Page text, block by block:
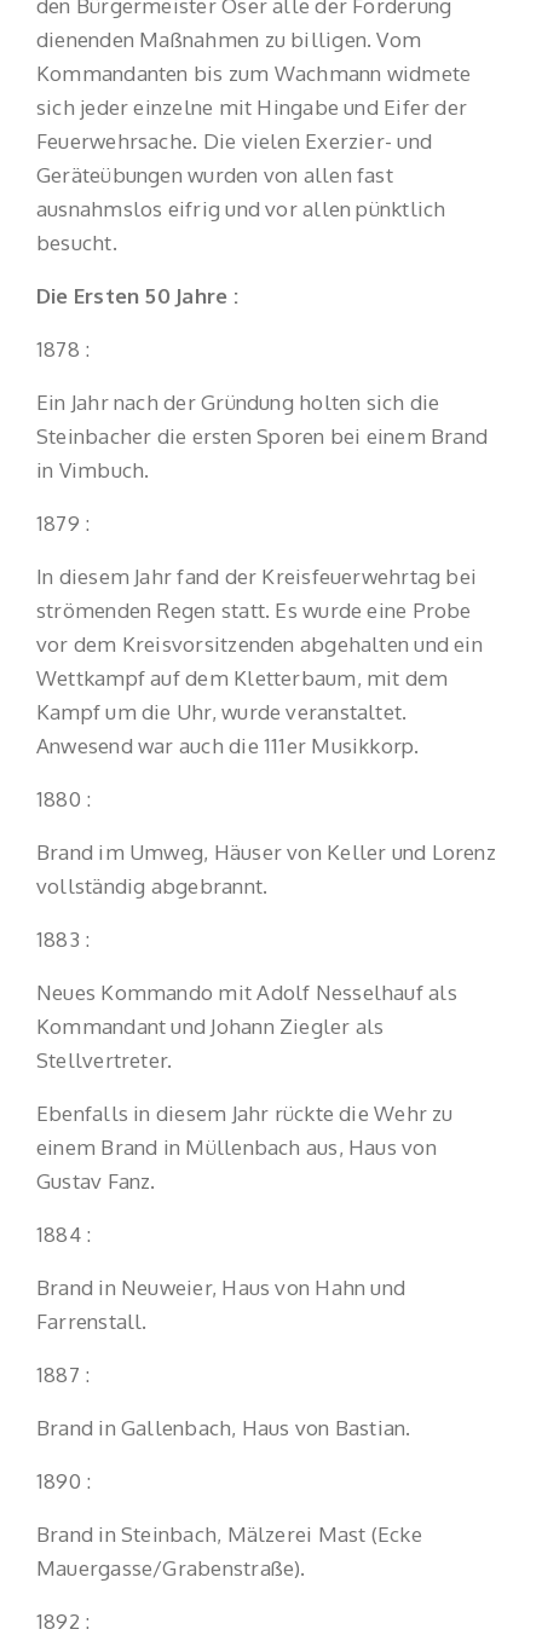
den Bürgermeister Oser alle der Forderung
dienenden Maßnahmen zu billigen. Vom
Kommandanten bis zum Wachmann widmete
sich jeder einzelne mit Hingabe und Eifer der
Feuerwehrsache. Die vielen Exerzier- und
Geräteübungen wurden von allen fast
ausnahmslos eifrig und vor allen pünktlich
besucht.
Die Ersten 50 Jahre :
1878 :
Ein Jahr nach der Gründung holten sich die
Steinbacher die ersten Sporen bei einem Brand
in Vimbuch.
1879 :
In diesem Jahr fand der Kreisfeuerwehrtag bei
strömenden Regen statt. Es wurde eine Probe
vor dem Kreisvorsitzenden abgehalten und ein
Wettkampf auf dem Kletterbaum, mit dem
Kampf um die Uhr, wurde veranstaltet.
Anwesend war auch die 111er Musikkorp.
1880 :
Brand im Umweg, Häuser von Keller und Lorenz
vollständig abgebrannt.
1883 :
Neues Kommando mit Adolf Nesselhauf als
Kommandant und Johann Ziegler als
Stellvertreter.
Ebenfalls in diesem Jahr rückte die Wehr zu
einem Brand in Müllenbach aus, Haus von
Gustav Fanz.
1884 :
Brand in Neuweier, Haus von Hahn und
Farrenstall.
1887 :
Brand in Gallenbach, Haus von Bastian.
1890 :
Brand in Steinbach, Mälzerei Mast (Ecke
Mauergasse/Grabenstraße).
1892 :